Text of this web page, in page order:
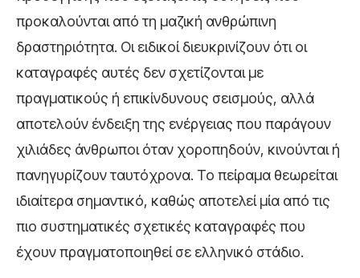
προκαλούνται από τη μαζική ανθρώπινη
δραστηριότητα. Οι ειδικοί διευκρινίζουν ότι οι
καταγραφές αυτές δεν σχετίζονται με
πραγματικούς ή επικίνδυνους σεισμούς, αλλά
αποτελούν ένδειξη της ενέργειας που παράγουν
χιλιάδες άνθρωποι όταν χοροπηδούν, κινούνται ή
πανηγυρίζουν ταυτόχρονα. Το πείραμα θεωρείται
ιδιαίτερα σημαντικό, καθώς αποτελεί μία από τις
πιο συστηματικές σχετικές καταγραφές που
έχουν πραγματοποιηθεί σε ελληνικό στάδιο.